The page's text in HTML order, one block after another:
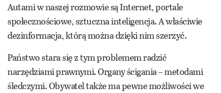
Autami w naszej rozmowie są Internet, portale
społecznościowe, sztuczna inteligencja. A właściwie
dezinformacja, którą można dzięki nim szerzyć.
Państwo stara się z tym problemem radzić
narzędziami prawnymi. Organy ścigania – metodami
śledczymi. Obywatel także ma pewne możliwości we